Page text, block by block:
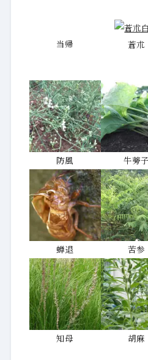
当帰 蒼朮
防風 牛蒡子
蝉退 苦参
知母 胡麻